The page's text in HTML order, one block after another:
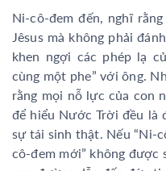
Ni-cô-đem đến, nghĩ
Jêsus mà không phải
khen ngợi các phép lạ
cùng một phe” với ông.
rằng mọi nỗ lực của con
để hiểu Nước Trời đều là
sự tái sinh thật. Nếu “Ni-
cô-đem mới” không được